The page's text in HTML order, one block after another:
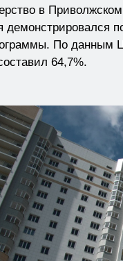
в
По данным
64,7%.